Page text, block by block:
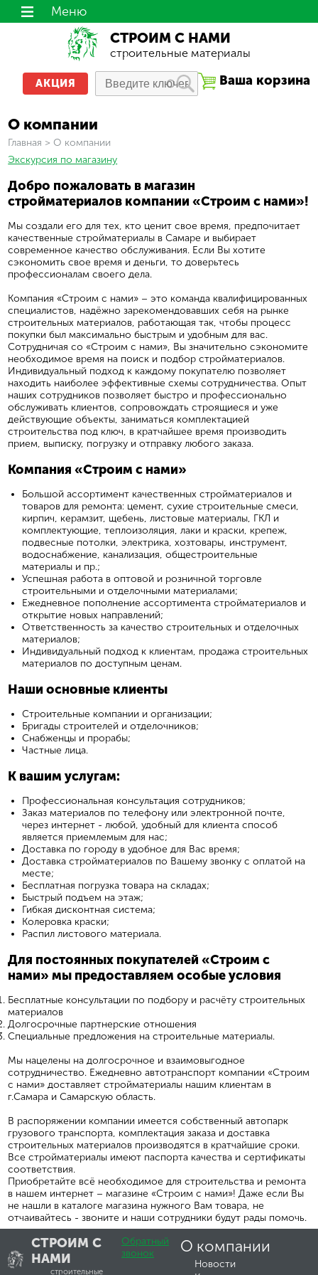
СТРОИМ С НАМИ
строительные материалы
Ваша корзина
АКЦИЯ
Меню
О компании
Вы здесь
Главная > О компании
Экскурсия по магазину
Добро пожаловать в магазин
стройматериалов компании «Строим с нами»!
Мы создали его для тех, кто ценит свое время, предпочитает
качественные стройматериалы в Самаре и выбирает
современное качество обслуживания. Если Вы хотите
сэкономить свое время и деньги, то доверьтесь
профессионалам своего дела.
Компания «Строим с нами» – это команда квалифицированных
специалистов, надёжно зарекомендовавших себя на рынке
строительных материалов, работающая так, чтобы процесс
покупки был максимально быстрым и удобным для вас.
Сотрудничая со «Строим с нами», Вы значительно сэкономите
необходимое время на поиск и подбор стройматериалов.
Индивидуальный подход к каждому покупателю позволяет
находить наиболее эффективные схемы сотрудничества. Опыт
наших сотрудников позволяет быстро и профессионально
обслуживать клиентов, сопровождать строящиеся и уже
действующие объекты, заниматься комплектацией
строительства под ключ, в кратчайшее время производить
прием, выписку, погрузку и отправку любого заказа.
Компания «Строим с нами»
Большой ассортимент качественных стройматериалов и
товаров для ремонта: цемент, сухие строительные смеси,
кирпич, керамзит, щебень, листовые материалы, ГКЛ и
комплектующие, теплоизоляция, лаки и краски, крепеж,
подвесные потолки, электрика, хозтовары, инструмент,
водоснабжение, канализация, общестроительные
материалы и пр.;
Успешная работа в оптовой и розничной торговле
строительными и отделочными материалами;
Ежедневное пополнение ассортимента стройматериалов и
открытие новых направлений;
Ответственность за качество строительных и отделочных
материалов;
Индивидуальный подход к клиентам, продажа строительных
материалов по доступным ценам.
Наши основные клиенты
Строительные компании и организации;
Бригады строителей и отделочников;
Снабженцы и прорабы;
Частные лица.
К вашим услугам:
Профессиональная консультация сотрудников;
Заказ материалов по телефону или электронной почте,
через интернет - любой, удобный для клиента способ
является приемлемым для нас;
Доставка по городу в удобное для Вас время;
Доставка стройматериалов по Вашему звонку с оплатой на
месте;
Бесплатная погрузка товара на складах;
Быстрый подъем на этаж;
Гибкая дисконтная система;
Колеровка краски;
Распил листового материала.
Для постоянных покупателей «Строим с
нами» мы предоставляем особые условия
Бесплатные консультации по подбору и расчёту строительных
материалов
Долгосрочные партнерские отношения
Специальные предложения на строительные материалы.
Мы нацелены на долгосрочное и взаимовыгодное
сотрудничество. Ежедневно автотранспорт компании «Строим
с нами» доставляет стройматериалы нашим клиентам в
г.Самара и Самарскую область.
В распоряжении компании имеется собственный автопарк
грузового транспорта, комплектация заказа и доставка
строительных материалов производятся в кратчайшие сроки.
Все стройматериалы имеют паспорта качества и сертификаты
соответствия.
Приобретайте всё необходимое для строительства и ремонта
в нашем интернет – магазине «Строим с нами»! Даже если Вы
не нашли в каталоге магазина нужного Вам товара, не
отчаивайтесь - звоните и наши сотрудники будут рады помочь.
СТРОИМ С
НАМИ
строительные
Обратный
звонок
О компании
Новости